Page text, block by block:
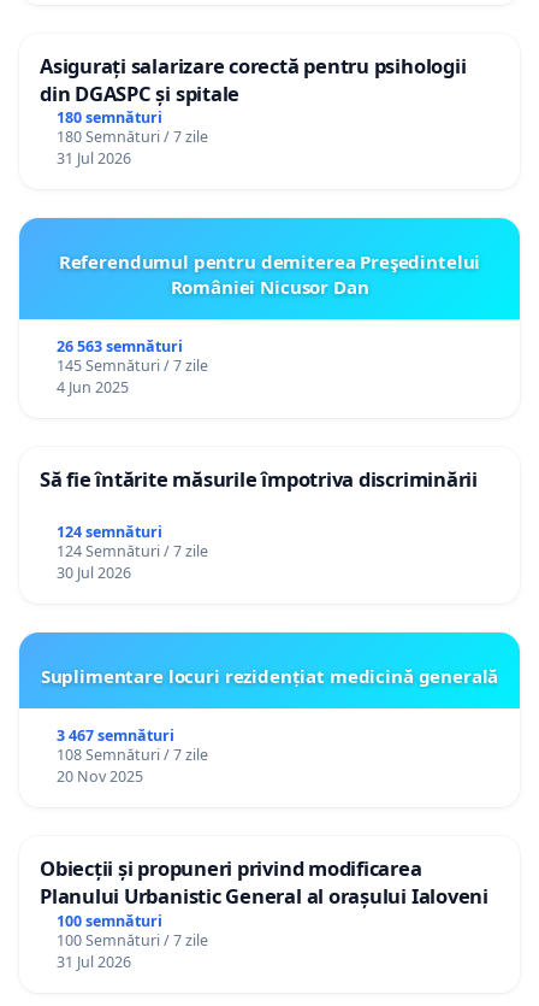
Asigurați salarizare corectă pentru psihologii
din DGASPC și spitale
180 semnături
180 Semnături / 7 zile
31 Jul 2026
Referendumul pentru demiterea Preşedintelui
României Nicusor Dan
26 563 semnături
145 Semnături / 7 zile
4 Jun 2025
Să fie întărite măsurile împotriva discriminării
124 semnături
124 Semnături / 7 zile
30 Jul 2026
Suplimentare locuri rezidențiat medicină generală
3 467 semnături
108 Semnături / 7 zile
20 Nov 2025
Obiecții și propuneri privind modificarea
Planului Urbanistic General al orașului Ialoveni
100 semnături
100 Semnături / 7 zile
31 Jul 2026